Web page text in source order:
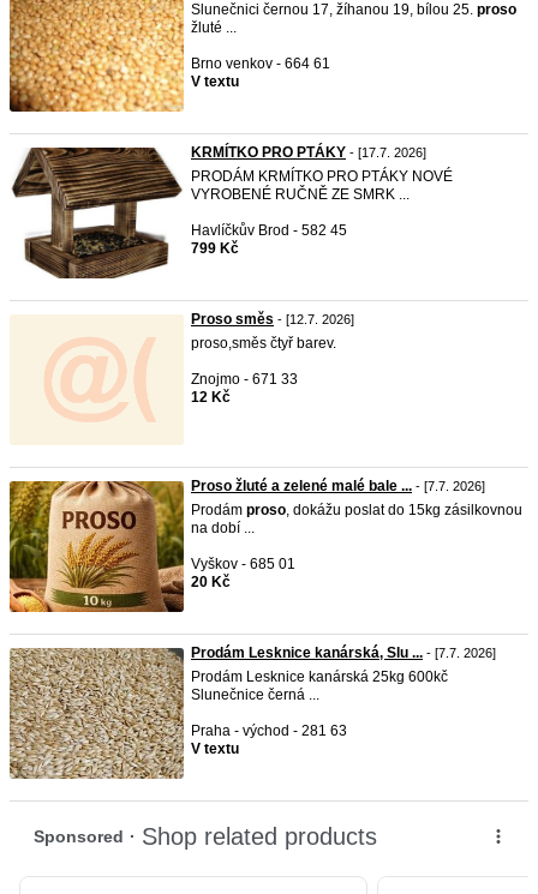
Slunečnici černou 17, žíhanou 19, bílou 25. proso
žluté ...
Brno venkov - 664 61
V textu
KRMÍTKO PRO PTÁKY - [17.7. 2026]
PRODÁM KRMÍTKO PRO PTÁKY NOVÉ
VYROBENÉ RUČNĚ ZE SMRK ...
Havlíčkův Brod - 582 45
799 Kč
Proso směs - [12.7. 2026]
proso,směs čtyř barev.
Znojmo - 671 33
12 Kč
Proso žluté a zelené malé bale ... - [7.7. 2026]
Prodám proso, dokážu poslat do 15kg zásilkovnou
na dobí ...
Vyškov - 685 01
20 Kč
Prodám Lesknice kanárská, Slu ... - [7.7. 2026]
Prodám Lesknice kanárská 25kg 600kč
Slunečnice černá ...
Praha - východ - 281 63
V textu